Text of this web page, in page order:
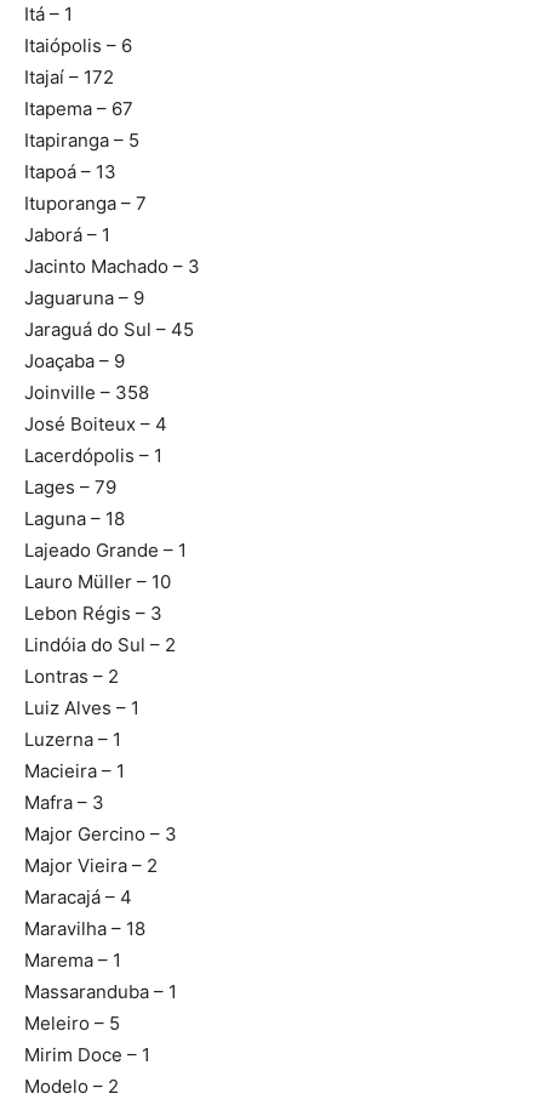
Itá – 1
Itaiópolis – 6
Itajaí – 172
Itapema – 67
Itapiranga – 5
Itapoá – 13
Ituporanga – 7
Jaborá – 1
Jacinto Machado – 3
Jaguaruna – 9
Jaraguá do Sul – 45
Joaçaba – 9
Joinville – 358
José Boiteux – 4
Lacerdópolis – 1
Lages – 79
Laguna – 18
Lajeado Grande – 1
Lauro Müller – 10
Lebon Régis – 3
Lindóia do Sul – 2
Lontras – 2
Luiz Alves – 1
Luzerna – 1
Macieira – 1
Mafra – 3
Major Gercino – 3
Major Vieira – 2
Maracajá – 4
Maravilha – 18
Marema – 1
Massaranduba – 1
Meleiro – 5
Mirim Doce – 1
Modelo – 2